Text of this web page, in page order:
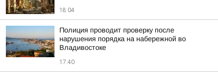
18:04
Полиция проводит проверку после
нарушения порядка на набережной во
Владивостоке
17:40